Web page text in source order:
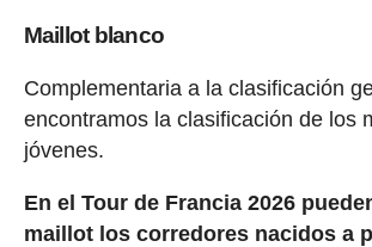
Maillot blanco
Complementaria a la clasificación
encontramos la clasificación de los
jóvenes.
En el Tour de Francia 2026
maillot los corredores nacidos a